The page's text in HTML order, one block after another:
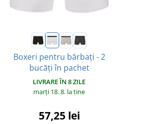
Boxeri pentru bărbați - 2
bucăți în pachet
LIVRARE ÎN 8 ZILE
marți 18. 8. la tine
57,25 lei